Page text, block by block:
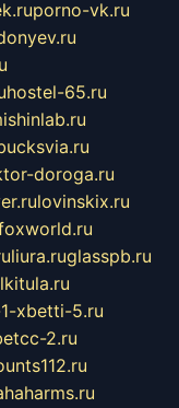
porno-vk.ru
hostel-65.ru
doroga.ru
lovinskix.ru
liura.ruglasspb.ru
xbetti-5.ru
2.ru